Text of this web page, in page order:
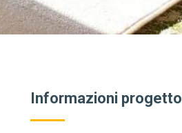
Informazioni progetto